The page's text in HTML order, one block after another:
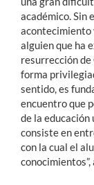
académico. Sin
acontecimiento
alguien que ha
resurrección
forma
sentido, es
encuentro que
de la
consiste en
con la cual el